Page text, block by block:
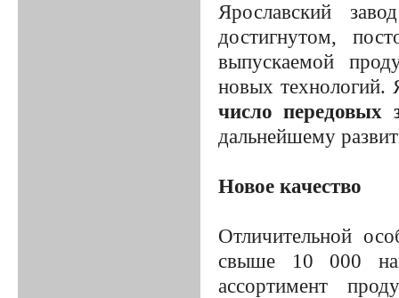
Ярославский
достигнутом,
выпускаемой
новых технологий.
число передовых
дальнейшему
Новое качество
Отличительной
свыше 10 000
ассортимент